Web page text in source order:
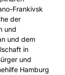
Frankivsk
der
und
und dem
in
und
Hamburg